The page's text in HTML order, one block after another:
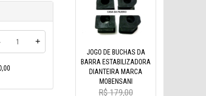
+
JOGO DE BUCHAS DA
BARRA ESTABILIZADORA
DIANTEIRA MARCA
MOBENSANI
R$ 179,00